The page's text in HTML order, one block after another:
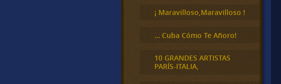
¡ Maravilloso,Maravilloso !
… Cuba Cómo Te Añoro!
10 GRANDES ARTISTAS
PARÍS-ITALIA,